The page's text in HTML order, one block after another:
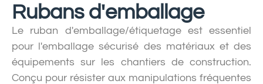
Rubans d'emballage
Le ruban d'emballage/étiquetage est essentiel
pour l'emballage sécurisé des matériaux et des
équipements sur les chantiers de construction.
Conçu pour résister aux manipulations fréquentes